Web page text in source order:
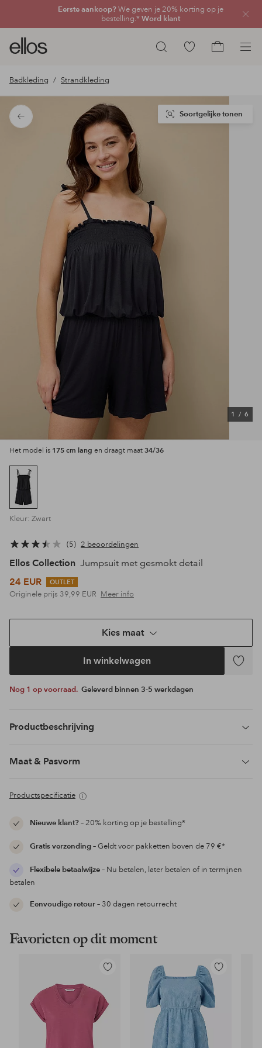
Eerste aankoop?We geven je 20% korting op je
bestelling.* Word klant
Zoeken
Ellos
logo
ga
naar
de
voorpagina
Ga
producten
Badkleding Strandkleding
Terug
1 / 6
Soortgelijke tonen
Het model is 175 cm lang en draagt maat 34/36
Kleur: Zwart
5 2 beoordelingen
Ellos Collection Jumpsuit met gesmokt detail
24 EUR
OUTLET
Originele prijs 39,99 EUR Meer info
Kies maat
In winkelwagen
Nog 1 op voorraad. Geleverd binnen 3-5 werkdagen
Productbeschrijving
Maat & Pasvorm
Productspecificatie
Nieuwe klant?– 20% korting op je bestelling*
Gratis verzending– Geldt voor pakketten boven de 79 €*
Flexibele betaalwijze– Nu betalen, later betalen of in termijnen
betalen
Eenvoudige retour– 30 dagen retourrecht
Favorieten op dit moment
Toevoegen
favorieten
Toevoegen
aan
favorieten